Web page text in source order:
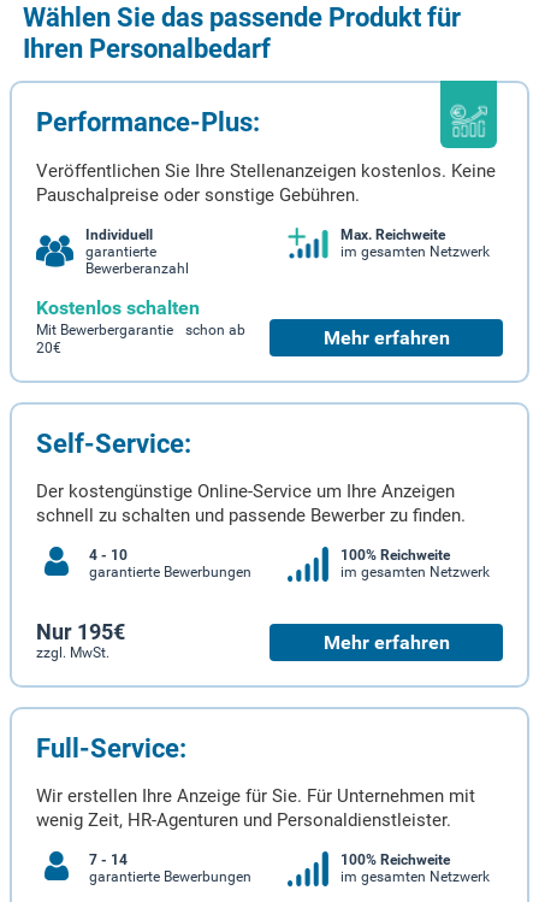
Wählen Sie das passende Produkt für
Ihren Personalbedarf
Performance-Plus:
Veröffentlichen Sie Ihre Stellenanzeigen kostenlos. Keine
Pauschalpreise oder sonstige Gebühren.
Individuell
garantierte
Bewerberanzahl
Max. Reichweite
im gesamten Netzwerk
Kostenlos schalten
Mit Bewerbergarantie schon ab
20€
Mehr erfahren
Self-Service:
Der kostengünstige Online-Service um Ihre Anzeigen
schnell zu schalten und passende Bewerber zu finden.
4 - 10
garantierte Bewerbungen
100% Reichweite
im gesamten Netzwerk
Nur 195€
zzgl. MwSt. Mehr erfahren
Full-Service:
Wir erstellen Ihre Anzeige für Sie. Für Unternehmen mit
wenig Zeit, HR-Agenturen und Personaldienstleister.
7 - 14
garantierte Bewerbungen
100% Reichweite
im gesamten Netzwerk